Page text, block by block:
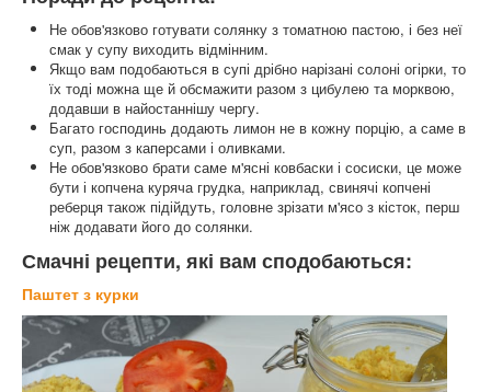
Не обов'язково готувати солянку з томатною пастою, і без неї
смак у супу виходить відмінним.
Якщо вам подобаються в супі дрібно нарізані солоні огірки, то
їх тоді можна ще й обсмажити разом з цибулею та морквою,
додавши в найостаннішу чергу.
Багато господинь додають лимон не в кожну порцію, а саме в
суп, разом з каперсами і оливками.
Не обов'язково брати саме м'ясні ковбаски і сосиски, це може
бути і копчена куряча грудка, наприклад, свинячі копчені
реберця також підійдуть, головне зрізати м'ясо з кісток, перш
ніж додавати його до солянки.
Смачні рецепти, які вам сподобаються:
Паштет з курки